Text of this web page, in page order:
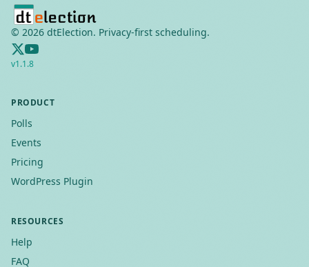
© 2026 dtElection. Privacy-first scheduling.
v1.1.8
PRODUCT
Polls
Events
Pricing
WordPress Plugin
RESOURCES
Help
FAQ